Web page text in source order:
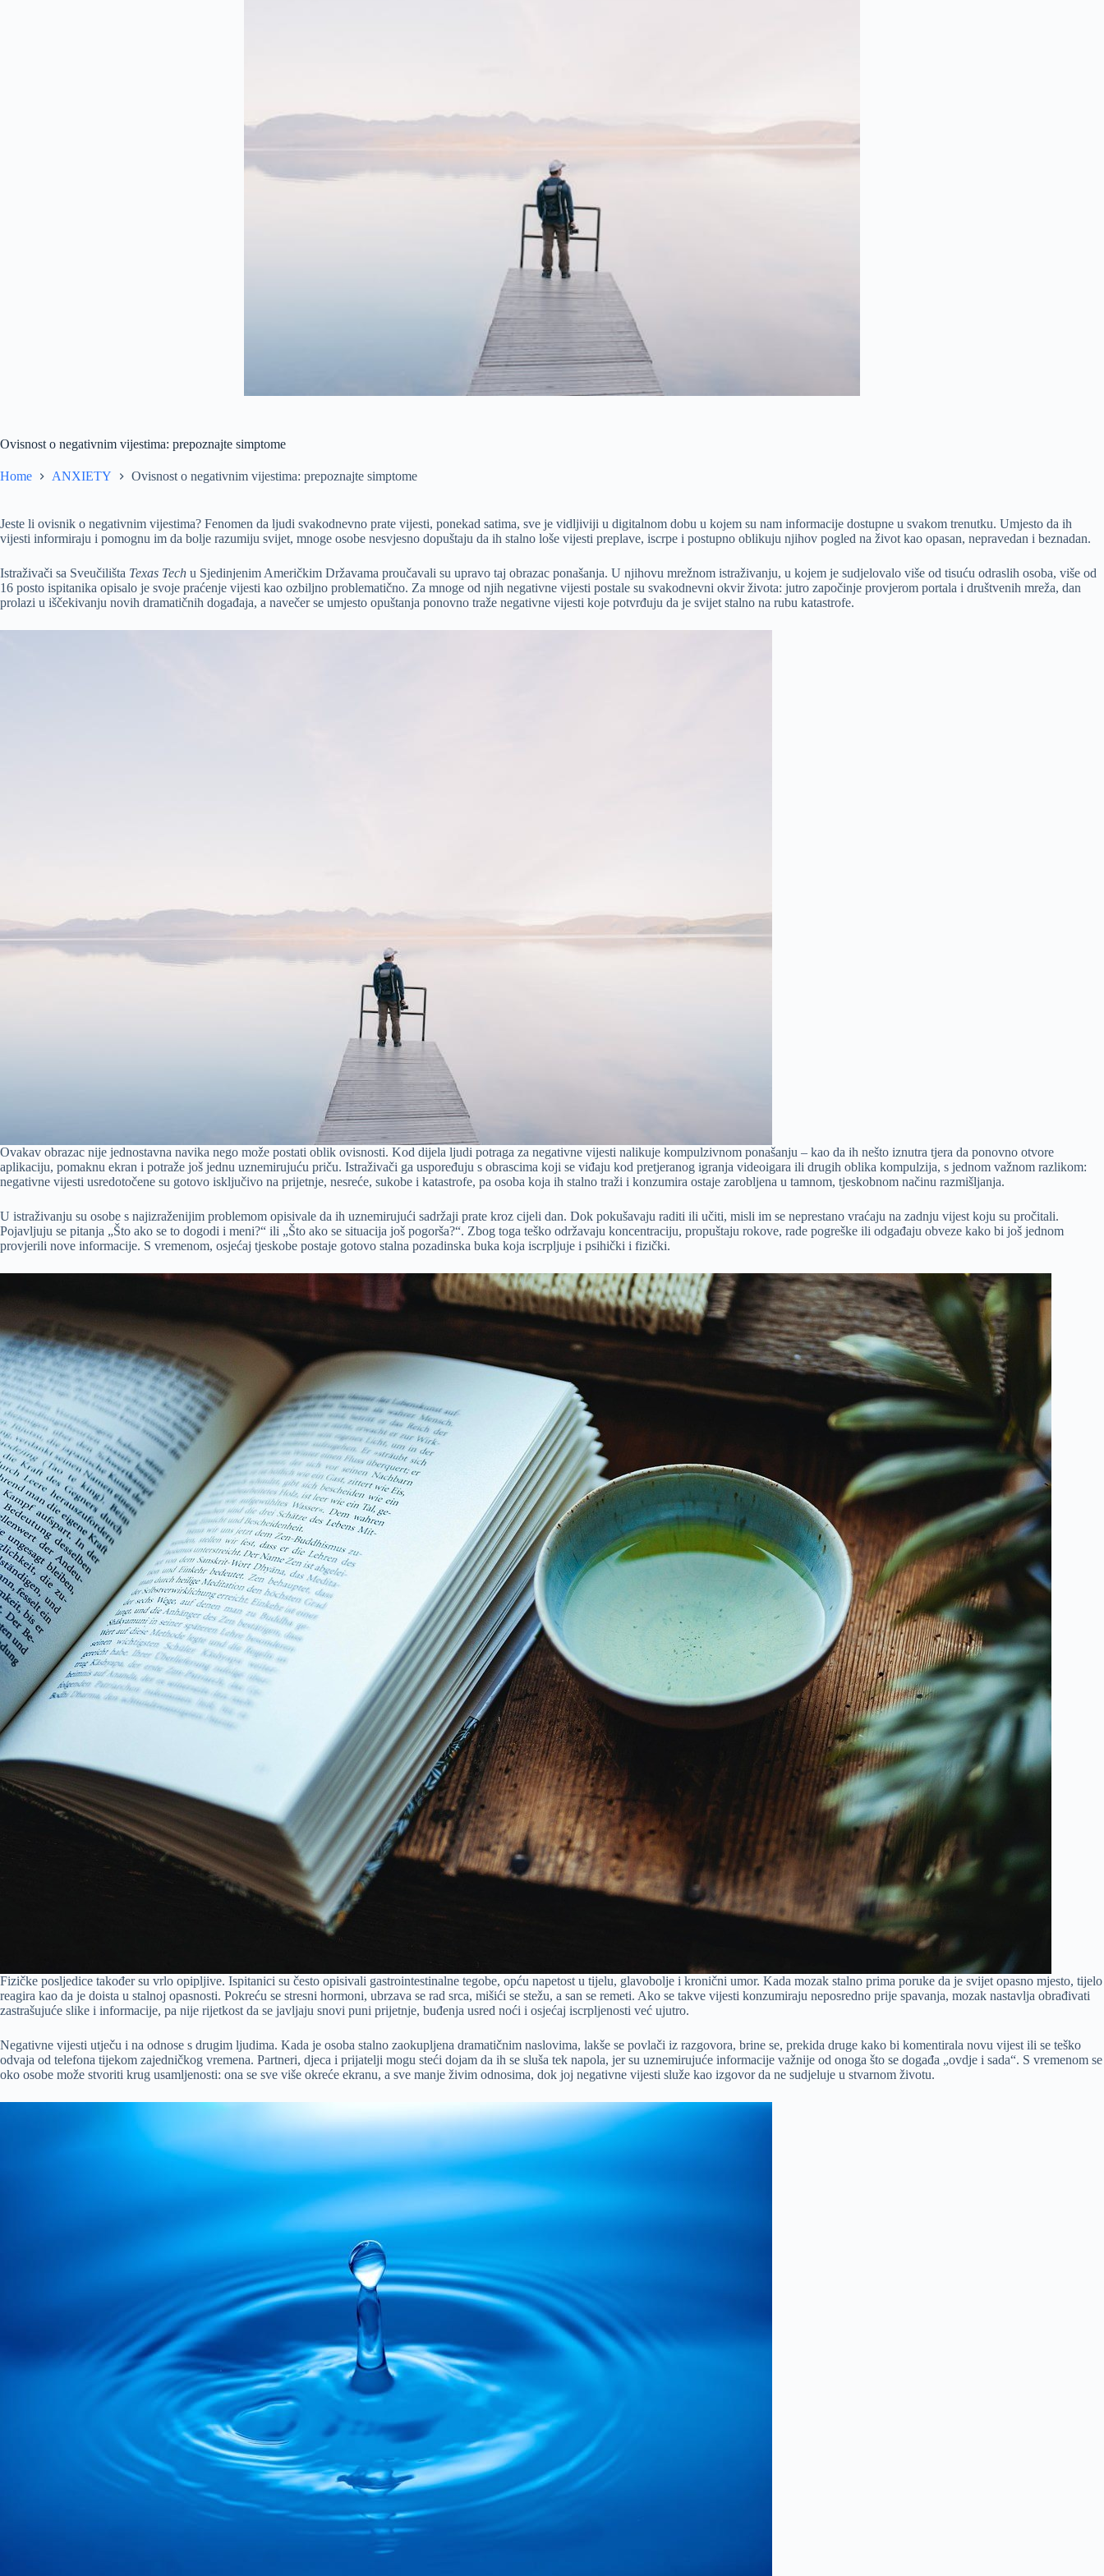
Ovisnost o negativnim vijestima: prepoznajte simptome
Home ANXIETY Ovisnost o negativnim vijestima: prepoznajte simptome
Jeste li ovisnik o negativnim vijestima? Fenomen da ljudi svakodnevno prate vijesti, ponekad satima, sve je vidljiviji u digitalnom dobu u kojem su nam informacije dostupne u svakom trenutku. Umjesto da ih
vijesti informiraju i pomognu im da bolje razumiju svijet, mnoge osobe nesvjesno dopuštaju da ih stalno loše vijesti preplave, iscrpe i postupno oblikuju njihov pogled na život kao opasan, nepravedan i beznadan.
Istraživači sa Sveučilišta Texas Tech u Sjedinjenim Američkim Državama proučavali su upravo taj obrazac ponašanja. U njihovu mrežnom istraživanju, u kojem je sudjelovalo više od tisuću odraslih osoba, više od
16 posto ispitanika opisalo je svoje praćenje vijesti kao ozbiljno problematično. Za mnoge od njih negativne vijesti postale su svakodnevni okvir života: jutro započinje provjerom portala i društvenih mreža, dan
prolazi u iščekivanju novih dramatičnih događaja, a navečer se umjesto opuštanja ponovno traže negativne vijesti koje potvrđuju da je svijet stalno na rubu katastrofe.
Ovakav obrazac nije jednostavna navika nego može postati oblik ovisnosti. Kod dijela ljudi potraga za negativne vijesti nalikuje kompulzivnom ponašanju – kao da ih nešto iznutra tjera da ponovno otvore
aplikaciju, pomaknu ekran i potraže još jednu uznemirujuću priču. Istraživači ga uspoređuju s obrascima koji se viđaju kod pretjeranog igranja videoigara ili drugih oblika kompulzija, s jednom važnom razlikom:
negativne vijesti usredotočene su gotovo isključivo na prijetnje, nesreće, sukobe i katastrofe, pa osoba koja ih stalno traži i konzumira ostaje zarobljena u tamnom, tjeskobnom načinu razmišljanja.
U istraživanju su osobe s najizraženijim problemom opisivale da ih uznemirujući sadržaji prate kroz cijeli dan. Dok pokušavaju raditi ili učiti, misli im se neprestano vraćaju na zadnju vijest koju su pročitali.
Pojavljuju se pitanja „Što ako se to dogodi i meni?“ ili „Što ako se situacija još pogorša?“. Zbog toga teško održavaju koncentraciju, propuštaju rokove, rade pogreške ili odgađaju obveze kako bi još jednom
provjerili nove informacije. S vremenom, osjećaj tjeskobe postaje gotovo stalna pozadinska buka koja iscrpljuje i psihički i fizički.
Fizičke posljedice također su vrlo opipljive. Ispitanici su često opisivali gastrointestinalne tegobe, opću napetost u tijelu, glavobolje i kronični umor. Kada mozak stalno prima poruke da je svijet opasno mjesto, tijelo
reagira kao da je doista u stalnoj opasnosti. Pokreću se stresni hormoni, ubrzava se rad srca, mišići se stežu, a san se remeti. Ako se takve vijesti konzumiraju neposredno prije spavanja, mozak nastavlja obrađivati
zastrašujuće slike i informacije, pa nije rijetkost da se javljaju snovi puni prijetnje, buđenja usred noći i osjećaj iscrpljenosti već ujutro.
Negativne vijesti utječu i na odnose s drugim ljudima. Kada je osoba stalno zaokupljena dramatičnim naslovima, lakše se povlači iz razgovora, brine se, prekida druge kako bi komentirala novu vijest ili se teško
odvaja od telefona tijekom zajedničkog vremena. Partneri, djeca i prijatelji mogu steći dojam da ih se sluša tek napola, jer su uznemirujuće informacije važnije od onoga što se događa „ovdje i sada“. S vremenom se
oko osobe može stvoriti krug usamljenosti: ona se sve više okreće ekranu, a sve manje živim odnosima, dok joj negativne vijesti služe kao izgovor da ne sudjeluje u stvarnom životu.